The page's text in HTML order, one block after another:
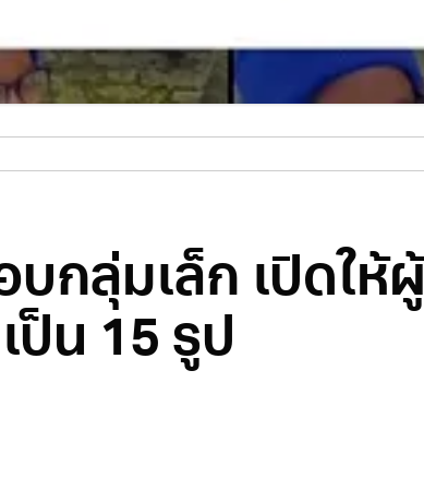
กลุ่มเล็ก เปิดให้ผู้
ป็น 15 รูป